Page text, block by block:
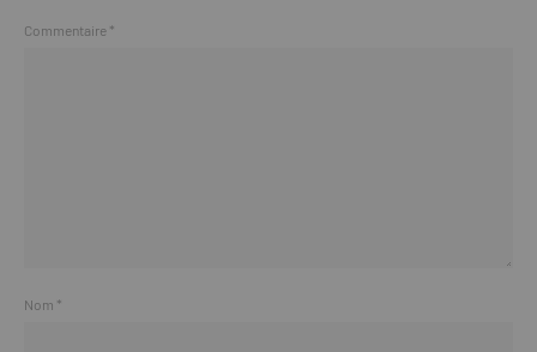
Commentaire *
Nom *